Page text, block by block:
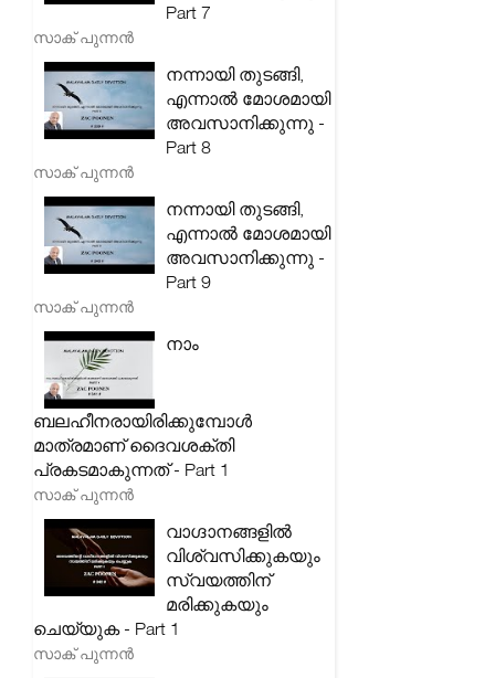
Part 7
സാക് പുന്നൻ
നന്നായി തുടങ്ങി,
എന്നാൽ മോശമായി
അവസാനിക്കുന്നു -
Part 8
സാക് പുന്നൻ
നന്നായി തുടങ്ങി,
എന്നാൽ മോശമായി
അവസാനിക്കുന്നു -
Part 9
സാക് പുന്നൻ
നാം
ബലഹീനരായിരിക്കുമ്പോൾ
മാത്രമാണ് ദൈവശക്തി
പ്രകടമാകുന്നത് - Part 1
സാക് പുന്നൻ
വാഗ്ദാനങ്ങളിൽ
വിശ്വസിക്കുകയും
സ്വയത്തിന്
മരിക്കുകയും
ചെയ്യുക - Part 1
സാക് പുന്നൻ